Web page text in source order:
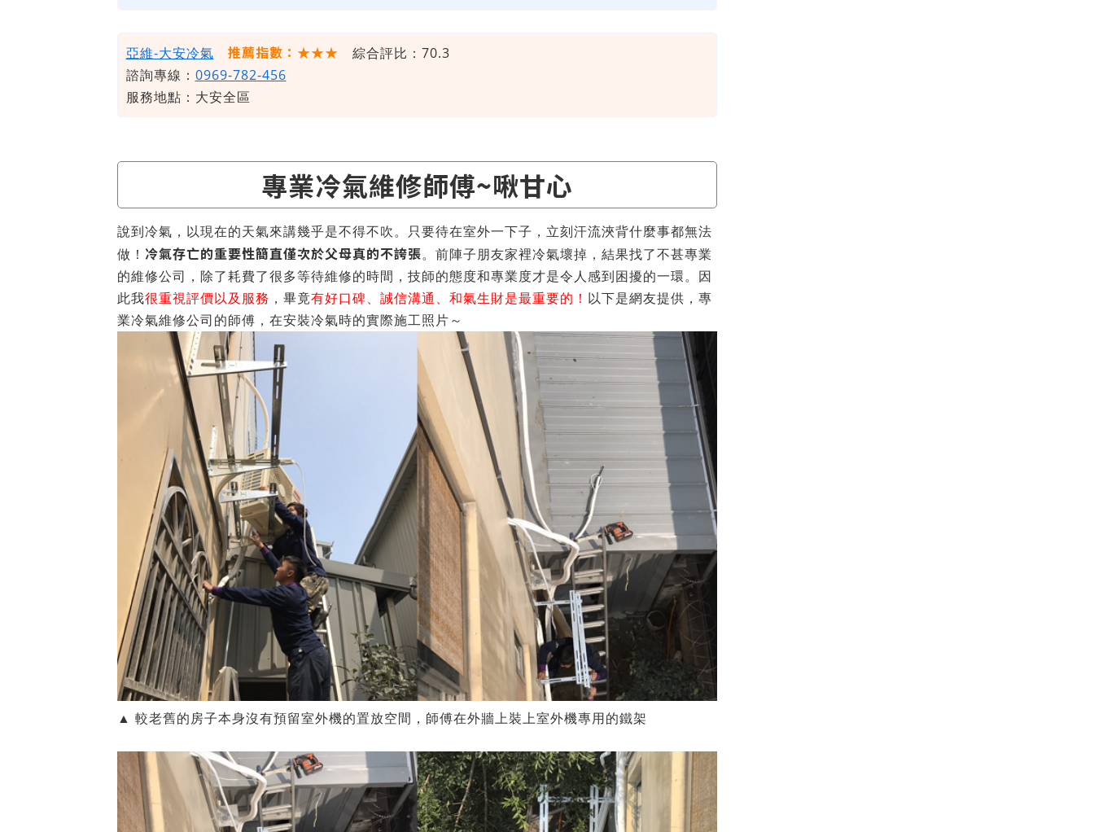
亞維-大安冷氣 推薦指數：★★★
綜合評比：70.3
諮詢專線： 0969-782-456
服務地點：大安全區
專業冷氣維修師傅~啾甘心
說到冷氣，以現在的天氣來講幾乎是不得不吹。只要待在室外一下子，立刻汗流浹背什麼事都無法
做！ 冷氣存亡的重要性簡直僅次於父母真的不誇張。前陣子朋友家裡冷氣壞掉，結果找了不甚專業
的維修公司，除了耗費了很多等待維修的時間，技師的態度和專業度才是令人感到困擾的一環。因
此我很重視評價以及服務 ，畢竟有好口碑、誠信溝通、和氣生財是最重要的！ 以下是網友提供，專
業冷氣維修公司的師傅，在安裝冷氣時的實際施工照片～
▲ 較老舊的房子本身沒有預留室外機的置放空間，師傅在外牆上裝上室外機專用的鐵架